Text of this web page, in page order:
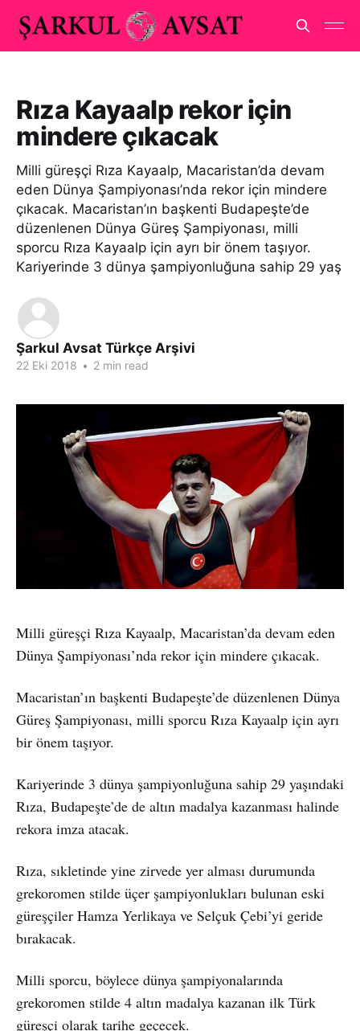
Rıza Kayaalp rekor için
mindere çıkacak
Milli güreşçi Rıza Kayaalp, Macaristan’da devam
eden Dünya Şampiyonası’nda rekor için mindere
çıkacak. Macaristan’ın başkenti Budapeşte’de
düzenlenen Dünya Güreş Şampiyonası, milli
sporcu Rıza Kayaalp için ayrı bir önem taşıyor.
Kariyerinde 3 dünya şampiyonluğuna sahip 29 yaş
Şarkul Avsat Türkçe Arşivi
22 Eki 2018 • 2 min read
Milli güreşçi Rıza Kayaalp, Macaristan’da devam eden
Dünya Şampiyonası’nda rekor için mindere çıkacak.
Macaristan’ın başkenti Budapeşte’de düzenlenen Dünya
Güreş Şampiyonası, milli sporcu Rıza Kayaalp için ayrı
bir önem taşıyor.
Kariyerinde 3 dünya şampiyonluğuna sahip 29 yaşındaki
Rıza, Budapeşte’de de altın madalya kazanması halinde
rekora imza atacak.
Rıza, sıkletinde yine zirvede yer alması durumunda
grekoromen stilde üçer şampiyonlukları bulunan eski
güreşçiler Hamza Yerlikaya ve Selçuk Çebi’yi geride
bırakacak.
Milli sporcu, böylece dünya şampiyonalarında
grekoromen stilde 4 altın madalya kazanan ilk Türk
güreşçi olarak tarihe geçecek.